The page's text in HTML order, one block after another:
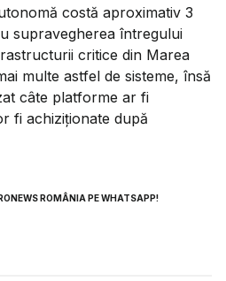
costă aproximativ 3
supravegherea întregului
critice din Marea
multe astfel de sisteme, însă
câte platforme ar fi
fi achiziționate după
ROMÂNIA PE WHATSAPP!